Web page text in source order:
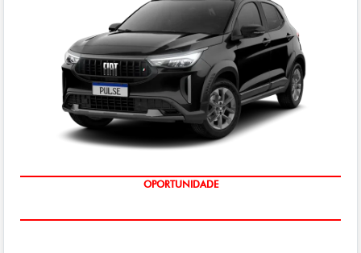
OPORTUNIDADE